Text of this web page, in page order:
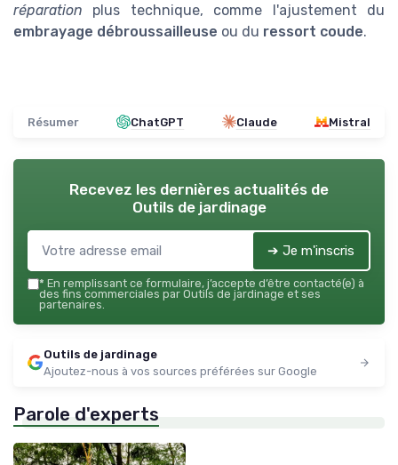
réparation plus technique, comme l'ajustement du
embrayage débroussailleuse ou du ressort coude.
Résumer ChatGPT Claude Mistral
Recevez les dernières actualités de
Outils de jardinage
➔ Je m'inscris
* En remplissant ce formulaire, j’accepte d’être contacté(e) à
des fins commerciales par Outils de jardinage et ses
partenaires.
Outils de jardinage
Ajoutez-nous à vos sources préférées sur Google
Parole d'experts